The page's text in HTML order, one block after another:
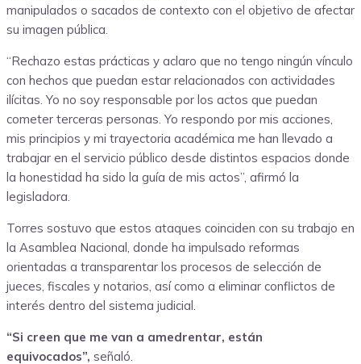
manipulados o sacados de contexto con el objetivo de afectar
su imagen pública.
“Rechazo estas prácticas y aclaro que no tengo ningún vínculo
con hechos que puedan estar relacionados con actividades
ilícitas. Yo no soy responsable por los actos que puedan
cometer terceras personas. Yo respondo por mis acciones,
mis principios y mi trayectoria académica me han llevado a
trabajar en el servicio público desde distintos espacios donde
la honestidad ha sido la guía de mis actos”, afirmó la
legisladora.
Torres sostuvo que estos ataques coinciden con su trabajo en
la Asamblea Nacional, donde ha impulsado reformas
orientadas a transparentar los procesos de selección de
jueces, fiscales y notarios, así como a eliminar conflictos de
interés dentro del sistema judicial.
“Si creen que me van a amedrentar, están
equivocados”, señaló.